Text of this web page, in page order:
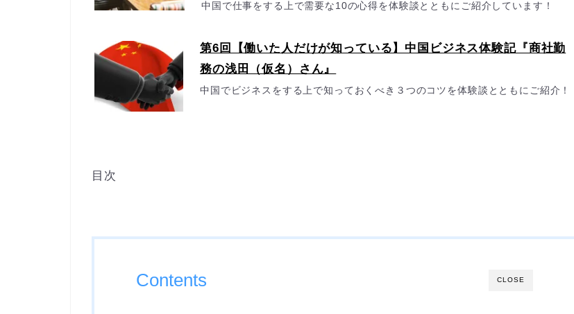
中国で仕事をする上で需要な10の心得を体験談とともにご紹介しています！
第6回【働いた人だけが知っている】中国ビジネス体験記『商社勤
務の浅田（仮名）さん』
中国でビジネスをする上で知っておくべき３つのコツを体験談とともにご紹介！
目次
CLOSE
Contents